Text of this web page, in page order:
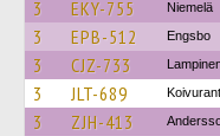
3 EKY-755 Niemelä
3 EPB-512 Engsbo
3 CJZ-733
3 JLT-689
3 ZJH-413